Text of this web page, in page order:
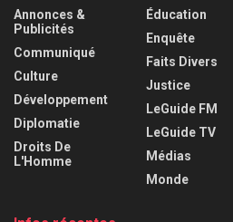
Annonces &
Publicités
Communiqué
Culture
Développement
Diplomatie
Droits De
L'Homme
Éducation
Enquête
Faits Divers
Justice
LeGuide FM
LeGuide TV
Médias
Monde